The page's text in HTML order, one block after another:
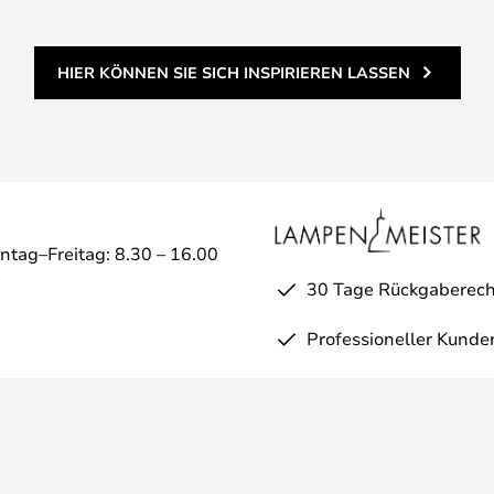
HIER KÖNNEN SIE SICH INSPIRIEREN LASSEN
8.30 – 16.00
30 Tage
Professioneller